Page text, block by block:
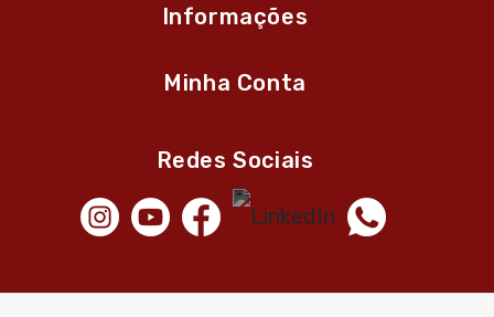
Informações
Minha Conta
Redes Sociais